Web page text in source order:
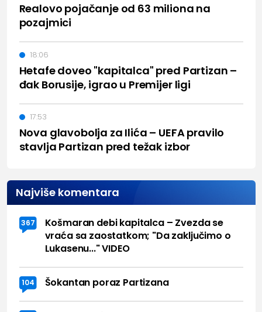
Realovo pojačanje od 63 miliona na
pozajmici
Hetafe doveo "kapitalca" pred Partizan –
đak Borusije, igrao u Premijer ligi
18:06
Nova glavobolja za Ilića – UEFA pravilo
stavlja Partizan pred težak izbor
17:53
Najviše komentara
367
Košmaran debi kapitalca – Zvezda se
vraća sa zaostatkom; "Da zaključimo o
Lukasenu..." VIDEO
104 Šokantan poraz Partizana